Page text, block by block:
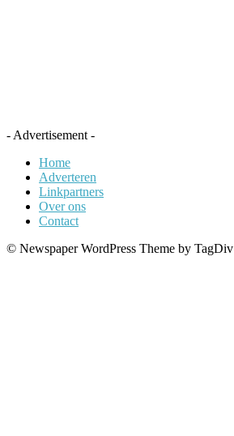
- Advertisement -
Home
Adverteren
Linkpartners
Over ons
Contact
© Newspaper WordPress Theme by TagDiv